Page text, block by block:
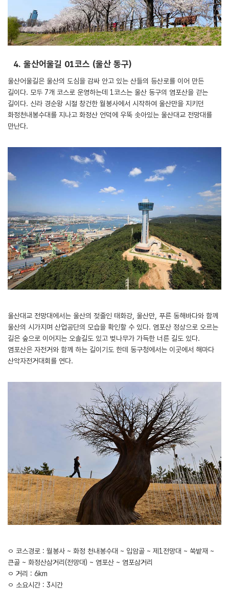
4. 울산어울길 01코스 (울산 동구)
울산어울길은 울산의 도심을 감싸 안고 있는 산들의 등산로를 이어 만든
길이다. 모두 7개 코스로 운영하는데 1코스는 울산 동구의 염포산을 걷는
길이다. 신라 경순왕 시절 창건한 월봉사에서 시작하여 울산만을 지키던
화정천내봉수대를 지나고 화정산 언덕에 우뚝 솟아있는 울산대교 전망대를
만난다.
울산대교 전망대에서는 울산의 젖줄인 태화강, 울산만, 푸른 동해바다와 함께
울산의 시가지며 산업공단의 모습을 확인할 수 있다. 염포산 정상으로 오르는
길은 숲으로 이어지는 오솔길도 있고 벚나무가 가득한 너른 길도 있다.
염포산은 자전거와 함께 하는 길이기도 한데 동구청에서는 이곳에서 해마다
산악자전거대회를 연다.
ㅇ 코스경로 : 월봉사 ~ 화정 천내봉수대 ~ 입암골 ~ 제1전망대 ~ 쑥밭재 ~
큰골 ~ 화정산삼거리(전망대) ~ 염포산 ~ 염포삼거리
ㅇ 거리 : 6km
ㅇ 소요시간 : 3시간